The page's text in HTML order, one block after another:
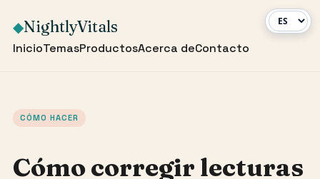
◆NightlyVitals
InicioTemasProductosAcerca deContacto
CÓMO HACER
Cómo corregir lecturas